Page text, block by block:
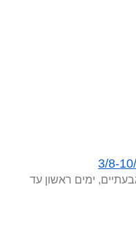
ימים ראשון עד